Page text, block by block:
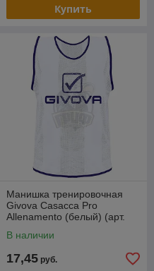
Купить
Манишка тренировочная
Givova Casacca Pro
Allenamento (белый) (арт.
В наличии
17,45 руб.